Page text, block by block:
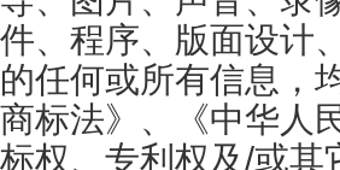
件、程序、版面设计
的任何或所有信息，
商标法》、《中华人
标权、专利权及/或其